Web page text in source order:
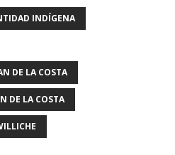
INDÍGENA
DE LA COSTA
DE LA COSTA